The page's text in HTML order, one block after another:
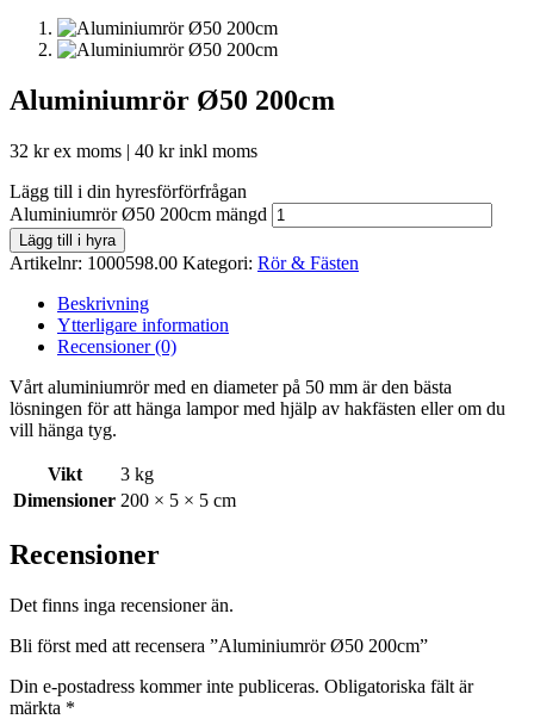
Aluminiumrör Ø50 200cm
32 krex moms | 40 krinkl moms
Lägg till i din hyresförförfrågan
Aluminiumrör Ø50 200cm mängd
Lägg till i hyra
Artikelnr: 1000598.00 Kategori: Rör & Fästen
Beskrivning
Ytterligare information
Recensioner (0)
Vårt aluminiumrör med en diameter på 50 mm är den bästa
lösningen för att hänga lampor med hjälp av hakfästen eller om du
vill hänga tyg.
Vikt
3 kg
Dimensioner 200 × 5 × 5 cm
Recensioner
Det finns inga recensioner än.
Bli först med att recensera ”Aluminiumrör Ø50 200cm”
Din e-postadress kommer inte publiceras. Obligatoriska fält är
märkta *